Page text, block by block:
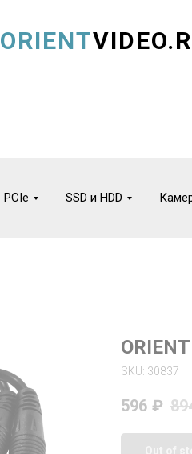
ORIENT
PCIe SSD и HDD
SKU: 30837
596 ₽